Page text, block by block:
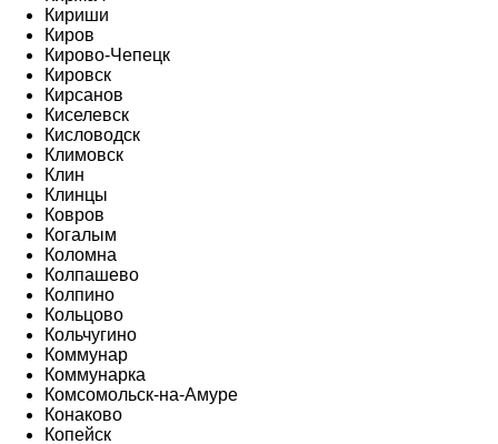
Кириши
Киров
Кирово-Чепецк
Кировск
Кирсанов
Киселевск
Кисловодск
Климовск
Клин
Клинцы
Ковров
Когалым
Коломна
Колпашево
Колпино
Кольцово
Кольчугино
Коммунар
Коммунарка
Комсомольск-на-Амуре
Конаково
Копейск